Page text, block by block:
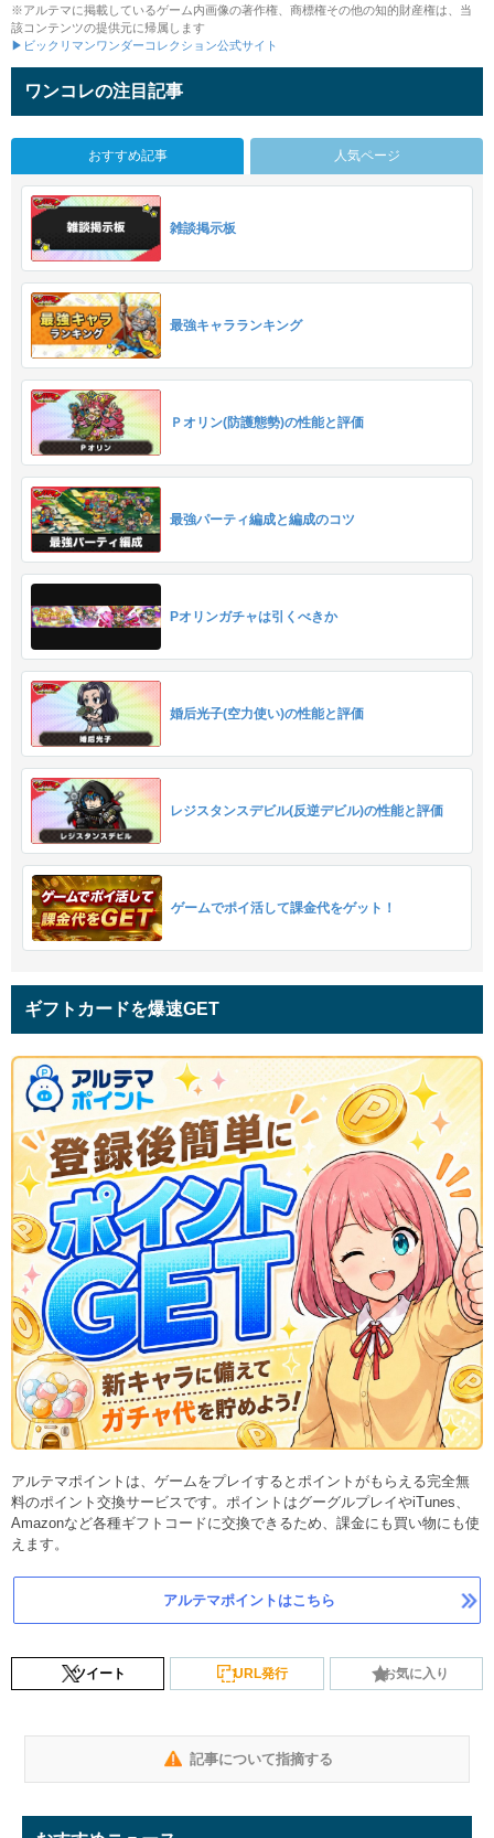
※アルテマに掲載しているゲーム内画像の著作権、商標権その他の知的財産権は、当
該コンテンツの提供元に帰属します
▶ビックリマンワンダーコレクション公式サイト
ワンコレの注目記事
おすすめ記事 人気ページ
雑談掲示板
最強キャラランキング
Ｐオリン(防護態勢)の性能と評価
最強パーティ編成と編成のコツ
Pオリンガチャは引くべきか
婚后光子(空力使い)の性能と評価
レジスタンスデビル(反逆デビル)の性能と評価
ゲームでポイ活して課金代をゲット！
ギフトカードを爆速GET
アルテマポイントは、ゲームをプレイするとポイントがもらえる完全無
料のポイント交換サービスです。ポイントはグーグルプレイやiTunes、
Amazonなど各種ギフトコードに交換できるため、課金にも買い物にも使
えます。
アルテマポイントはこちら
ツイート URL発行 お気に入り
記事について指摘する